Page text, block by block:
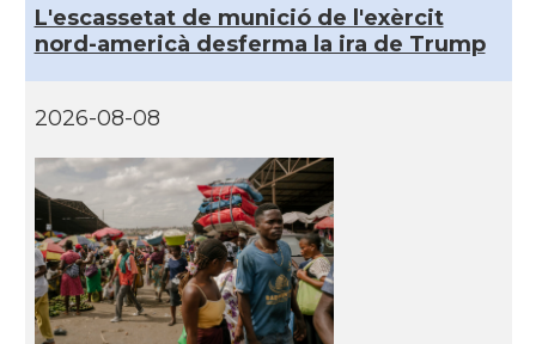
L'escassetat de munició de l'exèrcit
nord-americà desferma la ira de Trump
2026-08-08